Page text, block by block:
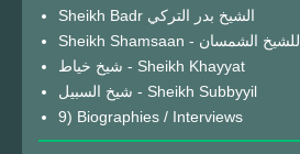
Sheikh Badr الشيخ بدر التركي
Sheikh Shamsaan - للشيخ الشمسان
شيخ خياط - Sheikh Khayyat
شيخ السبيل - Sheikh Subbyyil
9) Biographies / Interviews